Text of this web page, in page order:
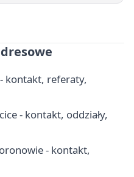
kontakt, referaty,
- kontakt, oddziały,
- kontakt,